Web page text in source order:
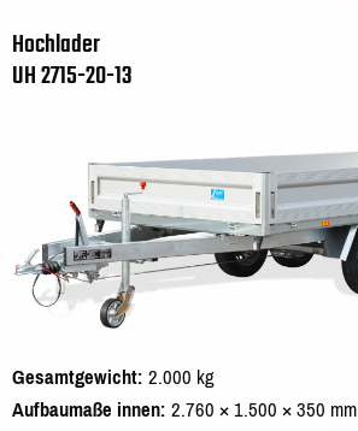
Hochlader
UH 2715-20-13
Gesamtgewicht 2.000 kg
Aufbaumaße innen 2.760 × 1.500 × 350 mm